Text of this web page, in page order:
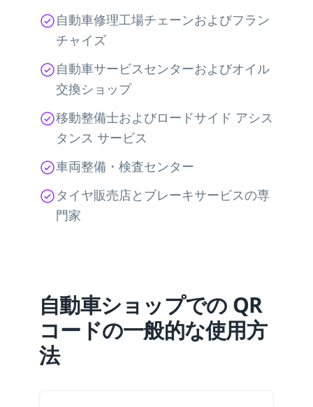
自動車修理工場チェーンおよびフラン
チャイズ
自動車サービスセンターおよびオイル
交換ショップ
移動整備士およびロードサイド アシス
タンス サービス
車両整備・検査センター
タイヤ販売店とブレーキサービスの専
門家
自動車ショップでの QR
コードの一般的な使用方
法